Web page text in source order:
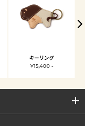
キーリング
¥15,400 -